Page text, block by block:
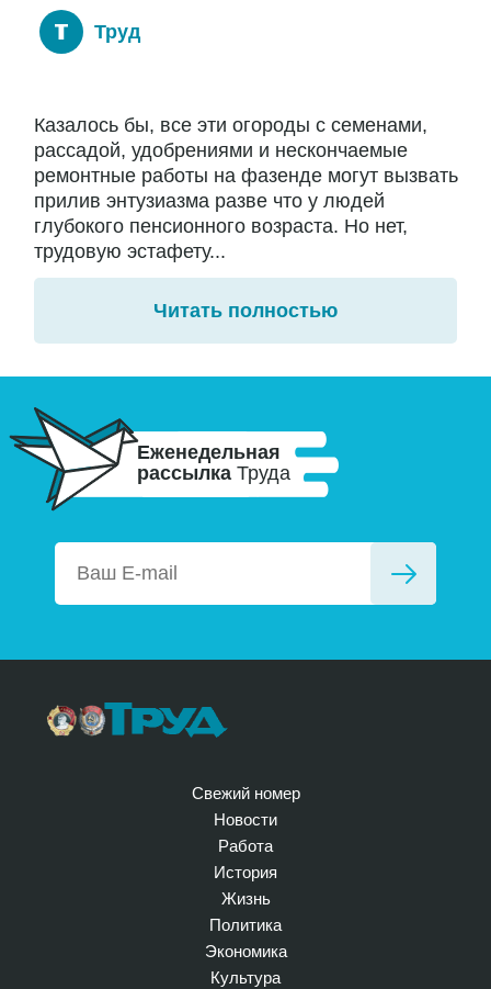
Труд
Казалось бы, все эти огороды с семенами,
рассадой, удобрениями и нескончаемые
ремонтные работы на фазенде могут вызвать
прилив энтузиазма разве что у людей
глубокого пенсионного возраста. Но нет,
трудовую эстафету...
Читать полностью
Еженедельная
рассылка Труда
Свежий номер
Новости
Работа
История
Жизнь
Политика
Экономика
Культура